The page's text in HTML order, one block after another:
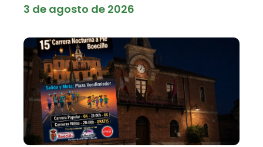
3 de agosto de 2026